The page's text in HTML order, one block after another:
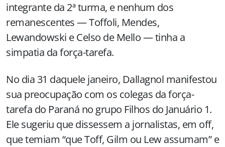
integrante da 2ª turma, e nenhum dos
remanescentes — Toffoli, Mendes,
Lewandowski e Celso de Mello — tinha a
simpatia da força-tarefa.
No dia 31 daquele janeiro, Dallagnol manifestou
sua preocupação com os colegas da força-
tarefa do Paraná no grupo Filhos do Januário 1.
Ele sugeriu que dissessem a jornalistas, em off,
que temiam “que Toff, Gilm ou Lew assumam” e